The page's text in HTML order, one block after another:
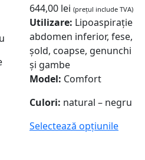
644,00 lei (prețul include TVA)
Utilizare: Lipoaspirație
abdomen inferior, fese,
șold, coapse, genunchi
și gambe
Model: Comfort
Culori: natural – negru
Selectează opțiunile